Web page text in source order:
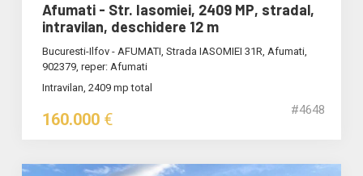
Afumati - Str. Iasomiei, 2409 MP, stradal,
intravilan, deschidere 12 m
Bucuresti-Ilfov - AFUMATI, Strada IASOMIEI 31R, Afumati,
902379, reper: Afumati
Intravilan, 2409 mp total
160.000 € #4648